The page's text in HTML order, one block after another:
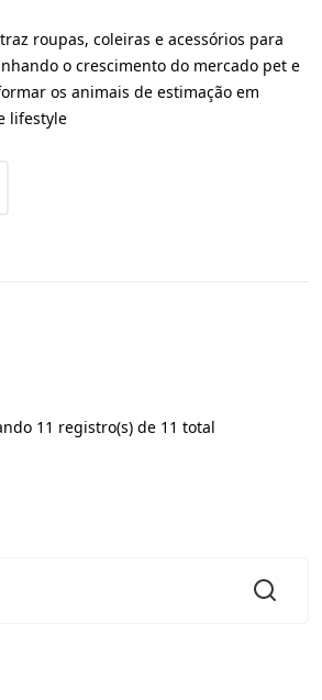
roupas, coleiras e acessórios para
o crescimento do mercado pet e
os animais de estimação em
lifestyle
11 registro(s) de 11 total